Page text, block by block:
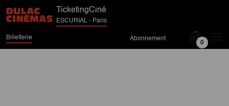
TicketingCiné
ESCURIAL - Paris
Billetterie Abonnement
0